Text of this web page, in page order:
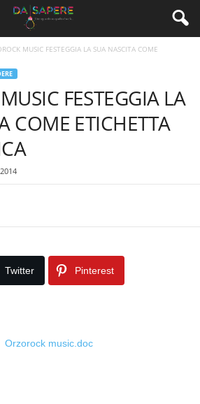
MUSIC FESTEGGIA LA SUA NASCITA COME
FESTEGGIA LA
COME ETICHETTA
Twitter Pinterest